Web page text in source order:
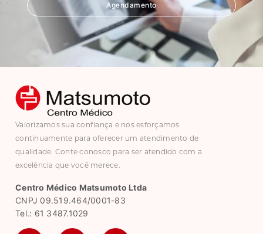
Agendamento
Valorizamos sua confiança e nos esforçamos
continuamente para oferecer um atendimento de
qualidade. Conte conosco para ser atendido com a
excelência que você merece.
Centro Médico Matsumoto Ltda
CNPJ 09.519.464/0001-83
Tel.: 61 3487.1029